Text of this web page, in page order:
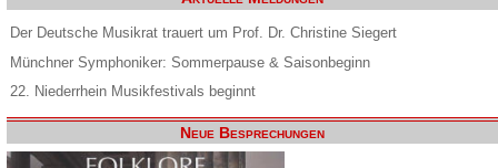
Der Deutsche Musikrat trauert um Prof. Dr. Christine Siegert
Münchner Symphoniker: Sommerpause & Saisonbeginn
22. Niederrhein Musikfestivals beginnt
Neue Besprechungen